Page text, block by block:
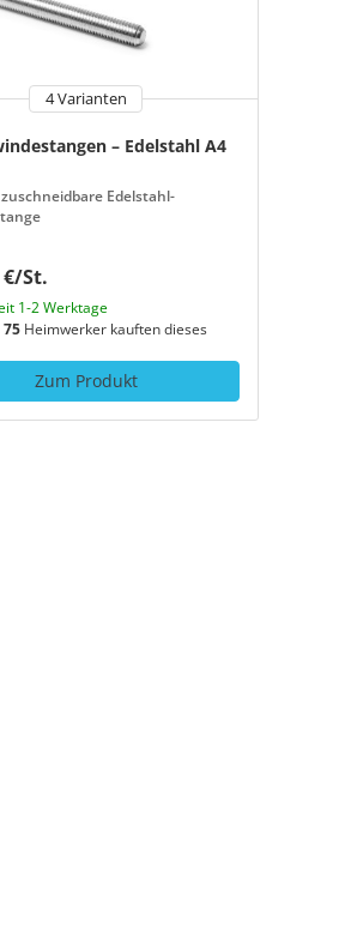
4 Varianten
– Edelstahl A4
Edelstahl-
€/St.
1-2 Werktage
75 Heimwerker kauften dieses
Zum Produkt